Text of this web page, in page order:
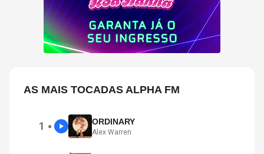
AS MAIS TOCADAS ALPHA FM
1 ● ORDINARY
Alex Warren